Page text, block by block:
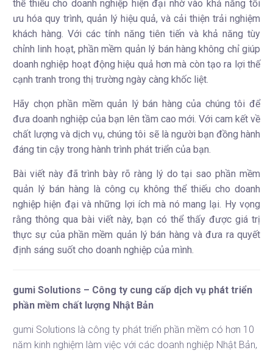
thể thiếu cho doanh nghiệp hiện đại nhờ vào khả năng tối
ưu hóa quy trình, quản lý hiệu quả, và cải thiện trải nghiệm
khách hàng. Với các tính năng tiên tiến và khả năng tùy
chỉnh linh hoạt, phần mềm quản lý bán hàng không chỉ giúp
doanh nghiệp hoạt động hiệu quả hơn mà còn tạo ra lợi thế
cạnh tranh trong thị trường ngày càng khốc liệt.
Hãy chọn phần mềm quản lý bán hàng của chúng tôi để
đưa doanh nghiệp của bạn lên tầm cao mới. Với cam kết về
chất lượng và dịch vụ, chúng tôi sẽ là người bạn đồng hành
đáng tin cậy trong hành trình phát triển của bạn.
Bài viết này đã trình bày rõ ràng lý do tại sao phần mềm
quản lý bán hàng là công cụ không thể thiếu cho doanh
nghiệp hiện đại và những lợi ích mà nó mang lại. Hy vọng
rằng thông qua bài viết này, bạn có thể thấy được giá trị
thực sự của phần mềm quản lý bán hàng và đưa ra quyết
định sáng suốt cho doanh nghiệp của mình.
gumi Solutions – Công ty cung cấp dịch vụ phát triển
phần mềm chất lượng Nhật Bản
gumi Solutions là công ty phát triển phần mềm có hơn 10
năm kinh nghiệm làm việc với các doanh nghiệp Nhật Bản,